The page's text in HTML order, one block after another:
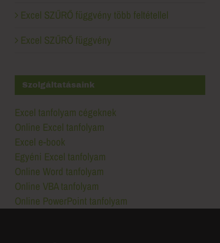
Excel SZŰRŐ függvény több feltétellel
Excel SZŰRŐ függvény
Szolgáltatásaink
Excel tanfolyam cégeknek
Online Excel tanfolyam
Excel e-book
Egyéni Excel tanfolyam
Online Word tanfolyam
Online VBA tanfolyam
Online PowerPoint tanfolyam